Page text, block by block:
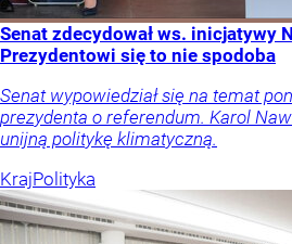
Senat zdecydował ws. inicjatywy
Prezydentowi się to nie spodoba
Senat wypowiedział się na temat
prezydenta o referendum. Karol
unijną politykę klimatyczną.
KrajPolityka